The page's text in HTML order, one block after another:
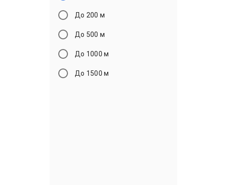
До 200 м
До 500 м
До 1000 м
До 1500 м